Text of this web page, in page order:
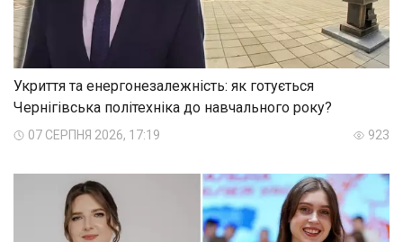
Укриття та енергонезалежність: як готується
Чернігівська політехніка до навчального року?
07 СЕРПНЯ 2026, 17:19 923